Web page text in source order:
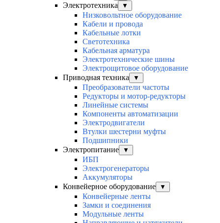
Электротехника ▼
Низковольтное оборудование
Кабели и провода
Кабельные лотки
Светотехника
Кабельная арматура
Электротехнические шины
Электрощитовое оборудование
Приводная техника
▼
Преобразователи частоты
Редукторы и мотор-редукторы
Линейные системы
Компоненты автоматизации
Электродвигатели
Втулки шестерни муфты
Подшипники
Электропитание
▼
ИБП
Электрогенераторы
Аккумуляторы
Конвейерное оборудование
▼
Конвейерные ленты
Замки и соединения
Модульные ленты